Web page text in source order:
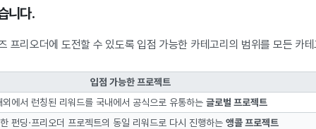
니다.
프리오더에 도전할 수 있도록 입점 가능한 카테고리의 범위를 모든 카
입점 가능한 프로젝트
외에서 런칭된 리워드를 국내에서 공식으로 유통하는 글로벌 프로젝트
펀딩·프리오더 프로젝트의 동일 리워드로 다시 진행하는 앵콜 프로젝트